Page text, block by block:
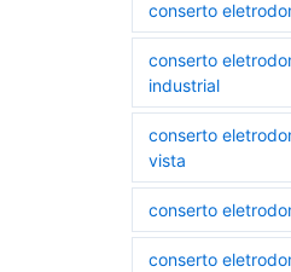
conserto
conserto
industrial
conserto
vista
conserto
conserto